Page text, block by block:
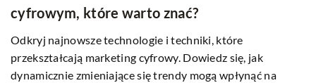
cyfrowym, które warto znać?
Odkryj najnowsze technologie i techniki, które
przekształcają marketing cyfrowy. Dowiedz się, jak
dynamicznie zmieniające się trendy mogą wpłynąć na